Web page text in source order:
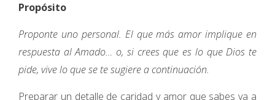
Propósito
Proponte uno personal. El que más amor implique en
respuesta al Amado… o, si crees que es lo que Dios te
pide, vive lo que se te sugiere a continuación.
Preparar un detalle de caridad y amor que sabes va a